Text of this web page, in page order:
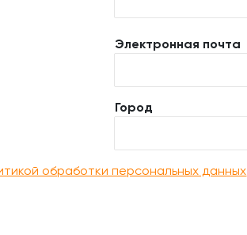
Электронная почта
Город
обработки персональных данных